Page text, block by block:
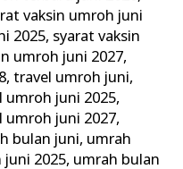
vaksin umroh juni
2025, syarat vaksin
umroh juni 2027,
,travel umroh juni,
umroh juni 2025,
umroh juni 2027,
bulan juni, umrah
juni 2025, umrah bulan